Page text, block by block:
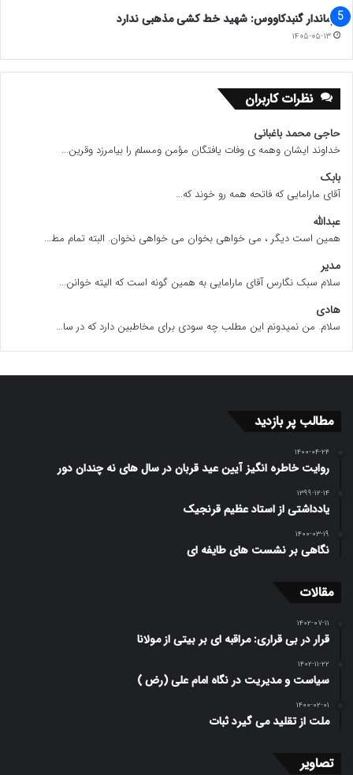
فرماندار گنبدکاووس: شهید خط کشی مذهبی ندارد
۱۴۰۵-۰۵-۱۳
نظرات کاربران
حاجی محمد باغبانی
خداوند ایشان وهمه ی وفات یافتگان مؤمن ومسلم را بیامرزد وقرین...
بابک
آقای مارامایی که فاتحه همه رو خوند که...
عبدالله
همین است دیگر ، می خواهی بخوان می خواهی نخوان. البته تمام مط...
مدیر
سلام سبک نگارس آقای مارامایی به همین گونه است که الیته خوانن...
هادی
سلام. من نمیدونم این مطلب چه سودی برای مخاطبین دارد که در سا...
مطالب پر بازدید
۱۴۰۰-۰۴-۲۴
روایت خاطره انگیز آیین عید قربان در سال های نه چندان دور
۱۳۹۹-۱۲-۱۴
یادداشتی از استاد عظیم قرنجیک
۱۴۰۰-۰۳-۱۹
نگاهی بر نشست های طایفه ای
مقالات
۱۴۰۲-۰۷-۱۱
قرار در بی قراری: مراقبه ای بر بیتی از مولانا
۱۴۰۲-۱۱-۲۲
سیاست و مدیریت در نگاه امام علی (رض )
۱۴۰۰-۰۲-۰۱
ملت از تقلید می گیرد ثبات
تصاویر